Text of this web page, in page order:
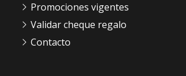
Promociones vigentes
Validar cheque regalo
Contacto